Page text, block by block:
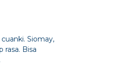
Siomay,
rasa. Bisa